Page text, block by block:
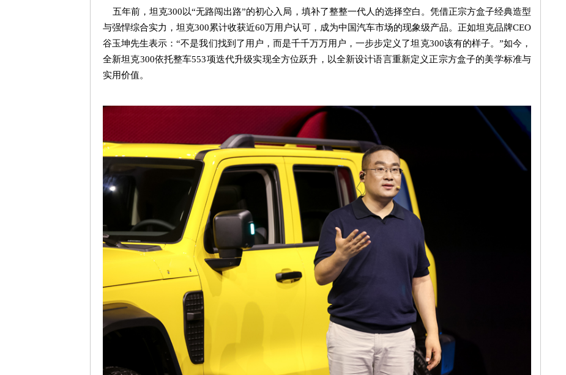
五年前，坦克300以“无路闯出路”的初心入局，填补了整整一代人的选择空白。凭借正宗方盒子经典造型
与强悍综合实力，坦克300累计收获近60万用户认可，成为中国汽车市场的现象级产品。正如坦克品牌CEO
谷玉坤先生表示：“不是我们找到了用户，而是千千万万用户，一步步定义了坦克300该有的样子。 ”如今，
全新坦克300依托整车553项迭代升级实现全方位跃升，以全新设计语言重新定义正宗方盒子的美学标准与
实用价值。